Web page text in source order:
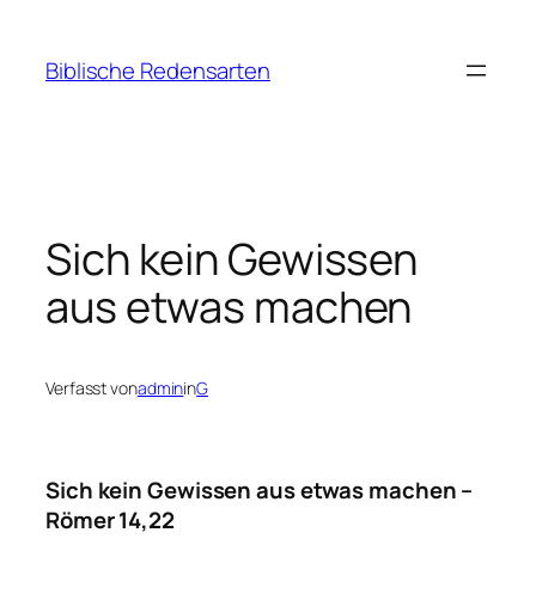
springen
Biblische Redensarten
Sich kein Gewissen
aus etwas machen
Verfasst vonadmininG
Sich kein Gewissen aus etwas machen –
Römer 14,22